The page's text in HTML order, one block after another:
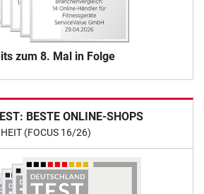
zum 8. Mal in Folge
BESTE ONLINE-SHOPS
(FOCUS 16/26)